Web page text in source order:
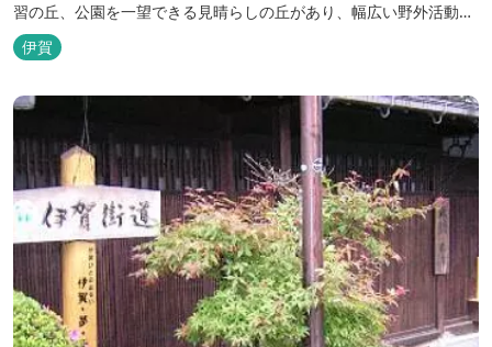
習の丘、公園を一望できる見晴らしの丘があり、幅広い野外活動に
利用できるキャンプ場も併設されています。 川沿いには島ヶ原温泉
やぶっちゃに至る「川辺の道」があり、旧岩倉水力発電所跡の水路
遺構を見ることができたり、春は桜、秋は紅葉の名所として楽しめ
る憩いの場となっています。
伊賀